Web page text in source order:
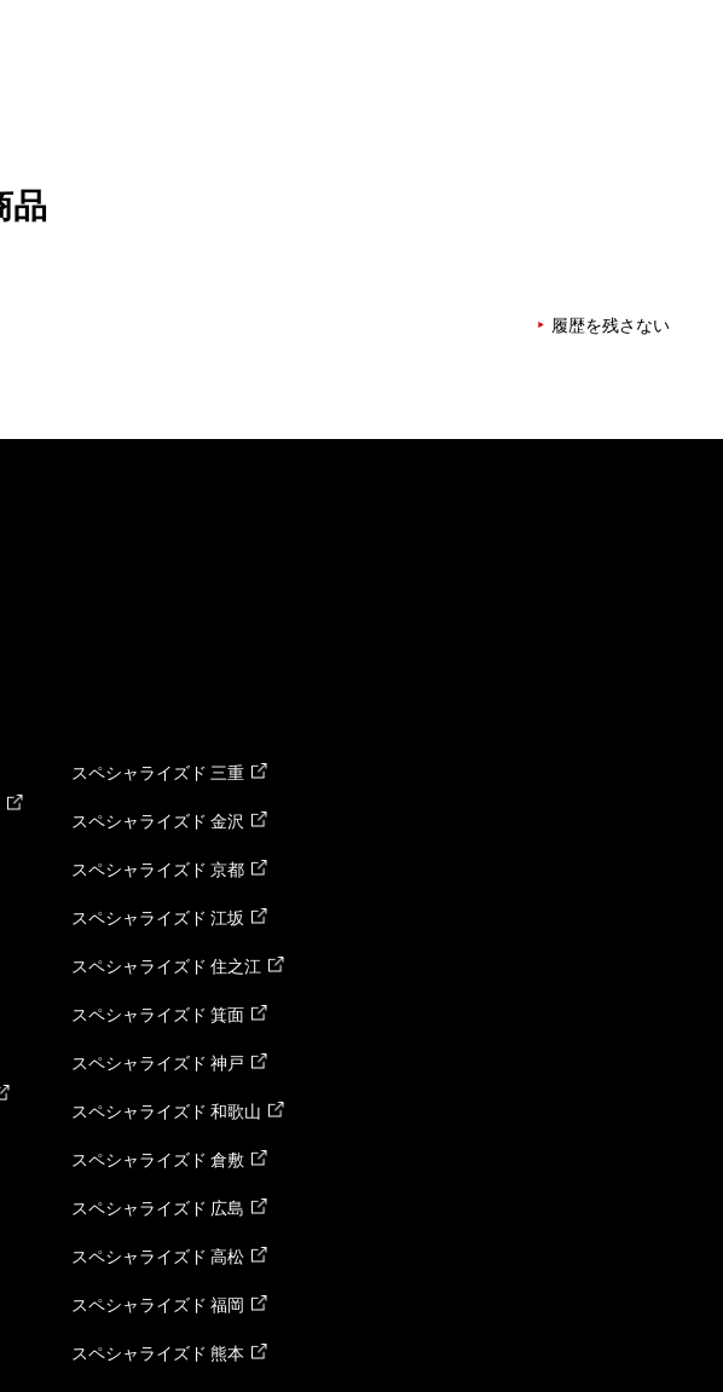
品
履歴を残さない
スペシャライズド 三重
スペシャライズド 金沢
スペシャライズド 京都
スペシャライズド 江坂
スペシャライズド 住之江
スペシャライズド 箕面
スペシャライズド 神戸
スペシャライズド 和歌山
スペシャライズド 倉敷
スペシャライズド 広島
スペシャライズド 高松
スペシャライズド 福岡
スペシャライズド 熊本